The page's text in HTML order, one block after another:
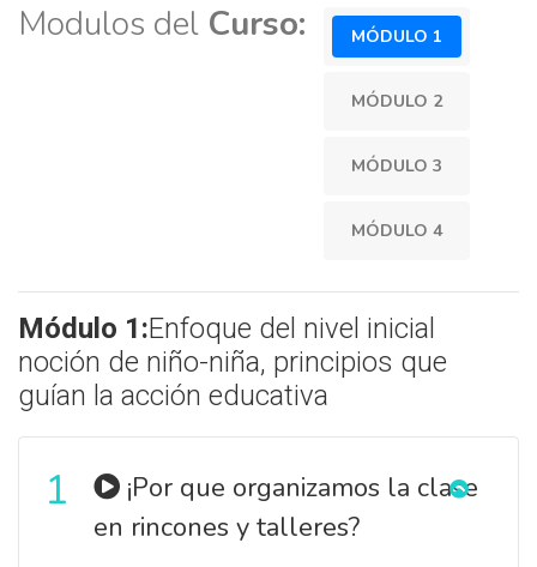
Modulos del Curso: MÓDULO 1
MÓDULO 2
MÓDULO 3
MÓDULO 4
Módulo 1:Enfoque del nivel inicial
noción de niño-niña, principios que
guían la acción educativa
1
en rincones y talleres?